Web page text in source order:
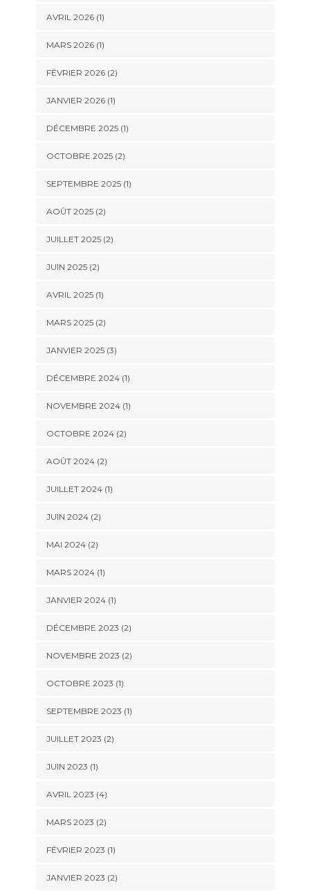
AVRIL 2026(1)
MARS 2026(1)
FÉVRIER 2026(2)
JANVIER 2026(1)
DÉCEMBRE 2025(1)
OCTOBRE 2025(2)
SEPTEMBRE 2025(1)
AOÛT 2025(2)
JUILLET 2025(2)
JUIN 2025(2)
AVRIL 2025(1)
MARS 2025(2)
JANVIER 2025(3)
DÉCEMBRE 2024(1)
NOVEMBRE 2024(1)
OCTOBRE 2024(2)
AOÛT 2024(2)
JUILLET 2024(1)
JUIN 2024(2)
MAI 2024(2)
MARS 2024(1)
JANVIER 2024(1)
DÉCEMBRE 2023 (2)
NOVEMBRE 2023 (2)
OCTOBRE 2023 (1)
SEPTEMBRE 2023 (1)
JUILLET 2023 (2)
JUIN 2023 (1)
AVRIL 2023 (4)
MARS 2023 (2)
FÉVRIER 2023 (1)
JANVIER 2023 (2)